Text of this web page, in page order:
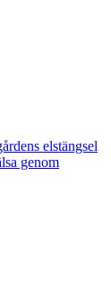
elstängsel
genom